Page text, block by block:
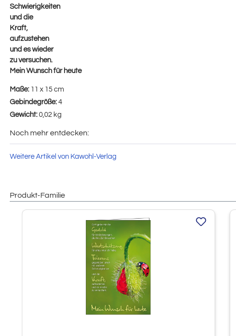
Schwierigkeiten
und die
Kraft,
aufzustehen
und es wieder
zu versuchen.
Mein Wunsch für heute
Maße: 11 x 15 cm
Gebindegröße: 4
Gewicht: 0,02 kg
Noch mehr entdecken:
Weitere Artikel von Kawohl-Verlag
Produkt-Familie
Produktgalerie überspringen